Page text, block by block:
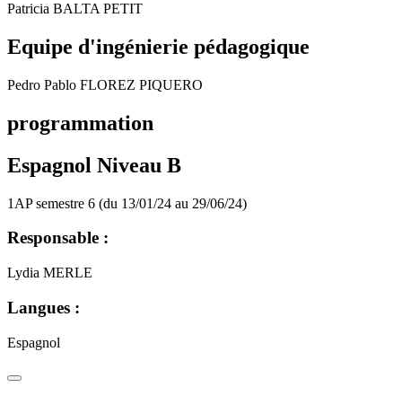
Patricia BALTA PETIT
Equipe d'ingénierie pédagogique
Pedro Pablo FLOREZ PIQUERO
programmation
Espagnol Niveau B
1AP semestre 6 (du 13/01/24 au 29/06/24)
Responsable :
Lydia MERLE
Langues :
Espagnol